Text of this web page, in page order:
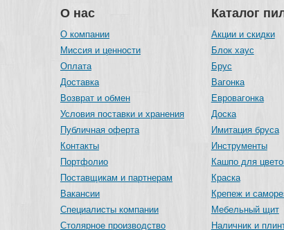
О нас
О компании
Миссия и ценности
Оплата
Доставка
Возврат и обмен
Условия поставки и хранения
Публичная оферта
Контакты
Портфолио
Поставщикам и партнерам
Вакансии
Специалисты компании
Столярное производство
Каталог
Акции и скидки
Блок хаус
Брус
Вагонка
Евровагонка
Доска
Имитация бруса
Инструменты
Кашпо для
Краска
Крепеж и
Мебельный щит
Наличник и